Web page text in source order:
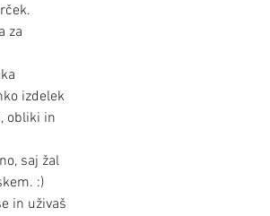
za
izdelek
obliki in
saj žal
:)
in uživaš